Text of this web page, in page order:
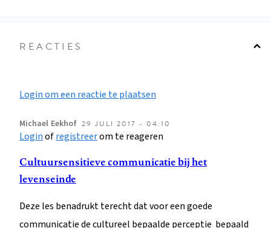
REACTIES
Login om een reactie te plaatsen
Michael Eekhof 29 JULI 2017 - 04:10
Loginofregistreerom te reageren
Cultuursensitieve communicatie bij het
levenseinde
Deze les benadrukt terecht dat voor een goede
communicatie de cultureel bepaalde perceptie bepaald